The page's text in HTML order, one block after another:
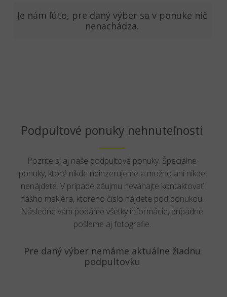
Je nám ľúto, pre daný výber sa v ponuke nič
nenachádza.
Podpultové ponuky nehnuteľností
Pozrite si aj naše podpultové ponuky. Špeciálne
ponuky, ktoré nikde neinzerujeme a možno ani nikde
nenájdete. V prípade záujmu neváhajte kontaktovať
nášho makléra, ktorého číslo nájdete pod ponukou.
Následne vám podáme všetky informácie, prípadne
pošleme aj fotografie.
Pre daný výber nemáme aktuálne žiadnu
podpultovku